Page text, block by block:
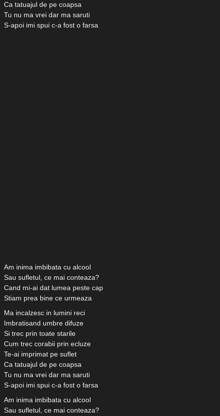
Ca tatuajul de pe coapsa
Tu nu ma vrei dar ma saruti
S-apoi imi spui c-a fost o farsa
Am inima imbibata cu alcool
Sau sufletul, ce mai conteaza?
Cand mi-ai dat lumea peste cap
Stiam prea bine ce urmeaza
Ma incalzesc in lumini reci
Imbratisand umbre difuze
Si trec prin toate starile
Cum trec corabii prin ecluze
Te-ai imprimat pe suflet
Ca tatuajul de pe coapsa
Tu nu ma vrei dar ma saruti
S-apoi imi spui c-a fost o farsa
Am inima imbibata cu alcool
Sau sufletul, ce mai conteaza?